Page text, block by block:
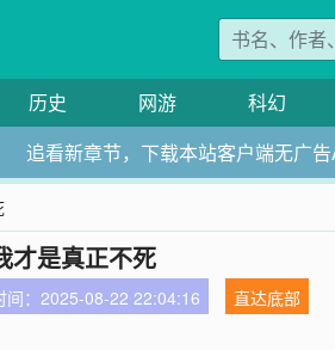
历史 网游 科幻
追看新章节，下载本站客户端无广
才是真正不死
间：2025-08-22 22:04:16
直达底部